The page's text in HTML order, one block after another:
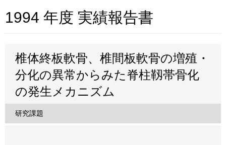
1994 年度 実績報告書
椎体終板軟骨、椎間板軟骨の増殖・
分化の異常からみた脊柱靱帯骨化
の発生メカニズム
研究課題